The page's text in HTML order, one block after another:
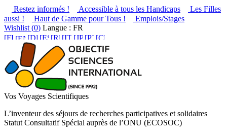
Restez informés ! Accessible à tous les Handicaps
Les Filles
aussi !
Haut de Gamme pour Tous !
Emplois/Stages
Wishlist (0) Langue : FR
Vos Voyages Scientifiques
L’inventeur des séjours de recherches participatives et solidaires
Statut Consultatif Spécial auprès de l’ONU (ECOSOC)